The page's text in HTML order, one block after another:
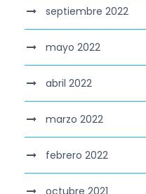
septiembre 2022
mayo 2022
abril 2022
marzo 2022
febrero 2022
octubre 2021